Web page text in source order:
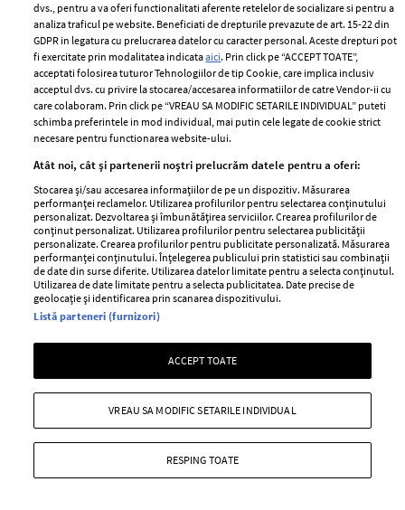
Este timpul pentru detoxifiere!
ORGANISM 27 ianuarie 2011
Cum iti poti purifica organismul, recapata energia,
stralucirea si pofta de viata si sa si slabesti in acelasi
timp? Lioara Bradu are citeva idei, care te vor face sa te
simti ca un star.
+ MAI MULTE
dvs., pentru a va oferi functionalitati aferente retelelor de socializare si pentru a
analiza traficul pe website. Beneficiati de drepturile prevazute de art. 15-22 din
GDPR in legatura cu prelucrarea datelor cu caracter personal. Aceste drepturi pot
fi exercitate prin modalitatea indicataaici. Prin click pe “ACCEPT TOATE”,
acceptati folosirea tuturor Tehnologiilor de tip Cookie, care implica inclusiv
acceptul dvs. cu privire la stocarea/accesarea informatiilor de catre Vendor-ii cu
care colaboram. Prin click pe “VREAU SA MODIFIC SETARILE INDIVIDUAL” puteti
schimba preferintele in mod individual, mai putin cele legate de cookie strict
necesare pentru functionarea website-ului.
Atât noi, cât și partenerii noștri prelucrăm datele pentru a oferi:
Stocarea și/sau accesarea informațiilor de pe un dispozitiv. Măsurarea
performanței reclamelor. Utilizarea profilurilor pentru selectarea conținutului
personalizat. Dezvoltarea și îmbunătățirea serviciilor. Crearea profilurilor de
conținut personalizat. Utilizarea profilurilor pentru selectarea publicității
personalizate. Crearea profilurilor pentru publicitate personalizată. Măsurarea
performanței conținutului. Înțelegerea publicului prin statistici sau combinații
de date din surse diferite. Utilizarea datelor limitate pentru a selecta conținutul.
Utilizarea de date limitate pentru a selecta publicitatea. Date precise de
geolocație și identificarea prin scanarea dispozitivului.
Listă parteneri (furnizori)
ACCEPT TOATE
RESPING TOATE
VREAU SA MODIFIC SETARILE INDIVIDUAL